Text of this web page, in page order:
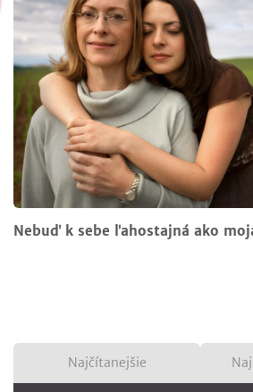
Nebuď k sebe ľahostajná ako
Najčítanejšie